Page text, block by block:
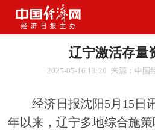
辽宁激活存量
2025-05-16 13:20 来源：中国
经济日报沈阳5月15日
年以来，辽宁多地综合施